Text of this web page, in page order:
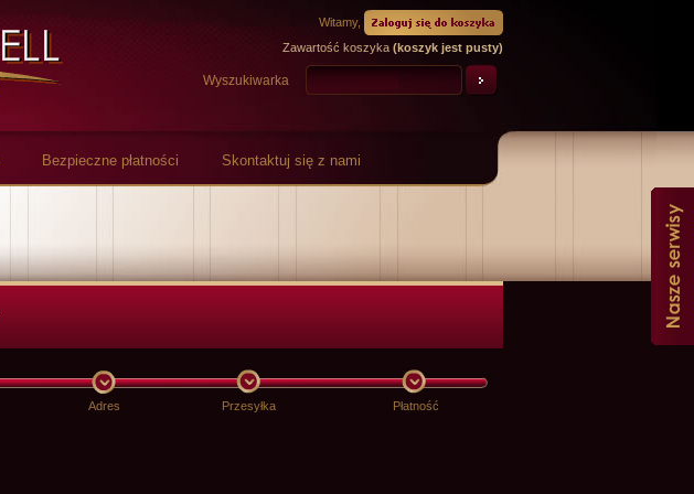
Witamy,
Zawartość koszyka (koszyk jest pusty)
Wyszukiwarka
Bezpieczne płatności Skontaktuj się z nami
Adres Przesyłka Płatność